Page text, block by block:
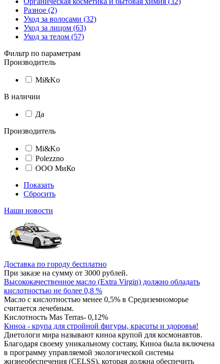
Разное (2)
Уход за волосами (32)
Уход за лицом (63)
Уход за телом (57)
Фильтр по параметрам
Производитель
Mi&Ko
В наличии
Да
Производитель
Mi&Ko
Polezzno
ООО МиКо
Показать
Сбросить
Наши новости
Доставка по городу бесплатно
При заказе на сумму от 3000 рублей.
Высококачественное масло (Extra Virgin) должно обладать
кислотностью не более 0,8 %
Масло с кислотностью менее 0,5% в Средиземноморье
считается лечебным.
Кислотность Mas Terras- 0,12%
Киноа - крупа для стройной фигуры, красоты и здоровья!
Диетологи мира называют киноа крупой для космонавтов.
Благодаря своему уникальному составу, Киноа была включена
в программу управляемой экологической системы
жизнеобеспечения (CELSS), которая должна обеспечить